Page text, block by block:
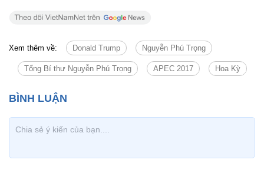
Xem thêm về: Donald Trump Nguyễn Phú Trọng
Tổng Bí thư Nguyễn Phú Trọng APEC 2017 Hoa Kỳ